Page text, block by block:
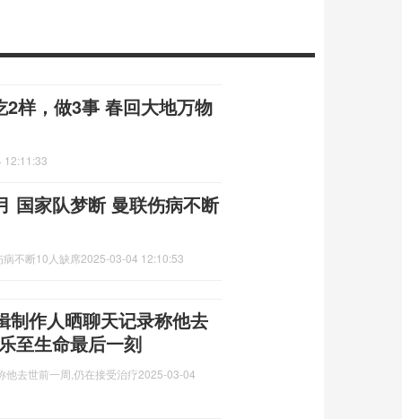
样，做3事 春回大地万物
12:11:33
国家队梦断 曼联伤病不断
不断10人缺席2025-03-04 12:10:53
制作人晒聊天记录称他去
至生命最后一刻
他去世前一周,仍在接受治疗2025-03-04